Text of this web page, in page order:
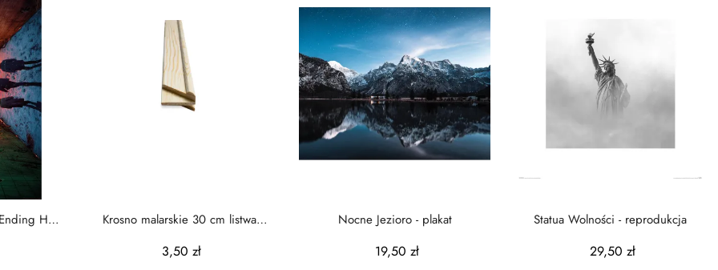
Has
Krosno malarskie 30 cm listwa
3,50 zł
Nocne Jezioro - plakat
19,50 zł
Statua Wolności - reprodukcja
29,50 zł